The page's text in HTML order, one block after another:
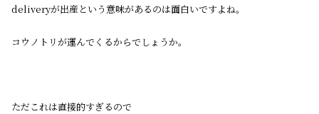
deliveryが出産という意味があるのは面白いですよね。
コウノトリが運んでくるからでしょうか。
ただこれは直接的すぎるので